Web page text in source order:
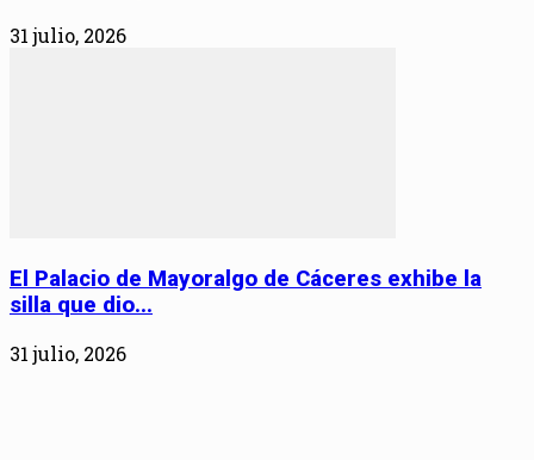
31 julio, 2026
El Palacio de Mayoralgo de Cáceres exhibe la
silla que dio...
31 julio, 2026